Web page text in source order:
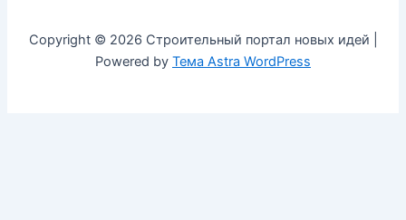
Copyright © 2026 Строительный портал новых идей |
Powered by Тема Astra WordPress